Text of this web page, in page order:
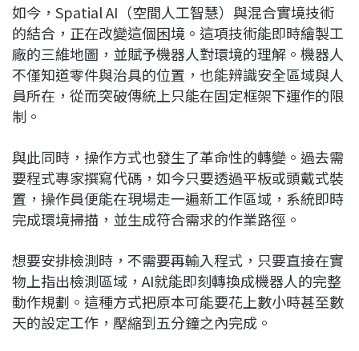
如今，Spatial AI（空間人工智慧）與混合實境技術
的結合，正在改變這個困境。這項技術能即時繪製工
廠的三維地圖，並賦予機器人對環境的理解。機器人
不僅知道零件與治具的位置，也能辨識安全區域與人
員所在，從而突破傳統上只能在固定框架下運作的限
制。
與此同時，操作方式也發生了革命性的轉變。過去需
要程式專家撰寫代碼，如今只要透過平板或頭戴式裝
置，操作員便能在現場走一遍新工作區域，系統即時
完成環境掃描，並生成符合需求的作業路徑。
想要安排檢測時，不需要再輸入程式，只要直接在實
物上指出檢測區域，AI就能即刻轉換成機器人的完整
動作規劃。這種方式把原本可能要花上數小時甚至數
天的設定工作，壓縮到五分鐘之內完成。